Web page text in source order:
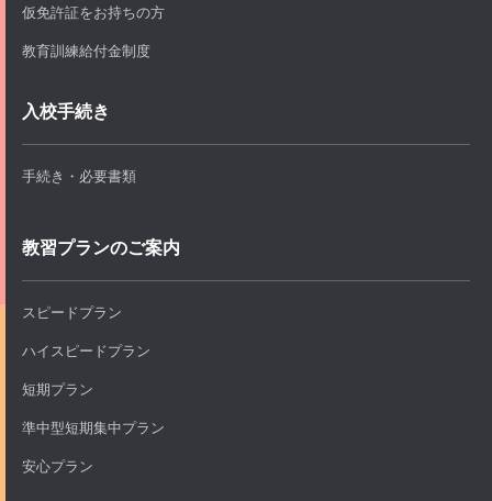
仮免許証をお持ちの方
教育訓練給付金制度
入校手続き
手続き・必要書類
教習プランのご案内
スピードプラン
ハイスピードプラン
短期プラン
準中型短期集中プラン
安心プラン